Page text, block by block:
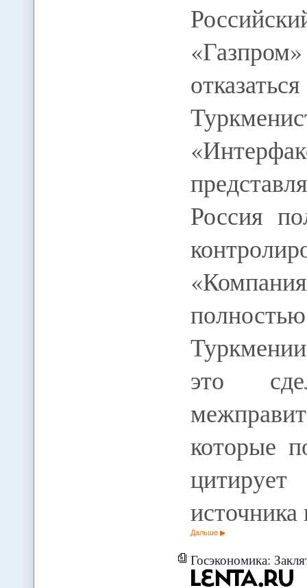
Россия
это
которые
Дальше
Госэкономика: